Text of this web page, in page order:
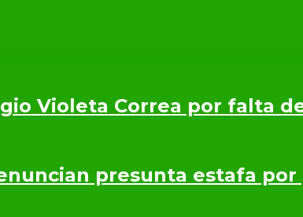
Violeta Correa por falta
presunta estafa